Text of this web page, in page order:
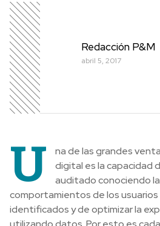
Redacción P&M
abril 5, 2017
U
na de las grandes
digital es la capacidad
auditado conociendo
comportamientos de los usuarios
identificados y de optimizar la